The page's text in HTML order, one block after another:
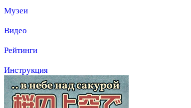
Музеи
Видео
Рейтинги
Инструкция